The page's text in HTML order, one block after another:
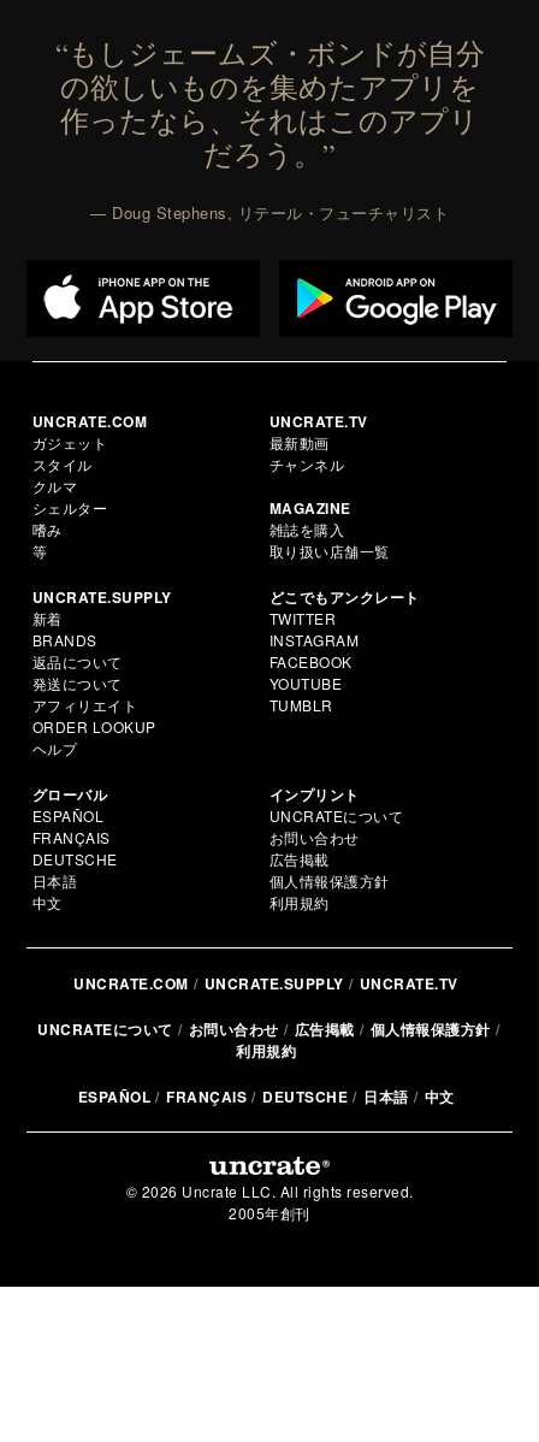
“もしジェームズ・ボンドが自分
の欲しいものを集めたアプリを
作ったなら、それはこのアプリ
だろう。”
— Doug Stephens, リテール・フューチャリスト
UNCRATE.COM
ガジェット
スタイル
クルマ
シェルター
嗜み
等
UNCRATE.TV
最新動画
チャンネル
MAGAZINE
雑誌を購入
取り扱い店舗一覧
UNCRATE.SUPPLY
新着
BRANDS
返品について
発送について
アフィリエイト
ORDER LOOKUP
ヘルプ
どこでもアンクレート
TWITTER
INSTAGRAM
FACEBOOK
YOUTUBE
TUMBLR
グローバル
ESPAÑOL
FRANÇAIS
DEUTSCHE
日本語
中文
インプリント
UNCRATEについて
お問い合わせ
広告掲載
個人情報保護方針
利用規約
UNCRATE.COM UNCRATE.SUPPLY UNCRATE.TV
UNCRATEについて お問い合わせ 広告掲載
個人情報保護方針
利用規約
ESPAÑOL FRANÇAIS DEUTSCHE 日本語 中文
© 2026 Uncrate LLC. All rights reserved.
2005年創刊